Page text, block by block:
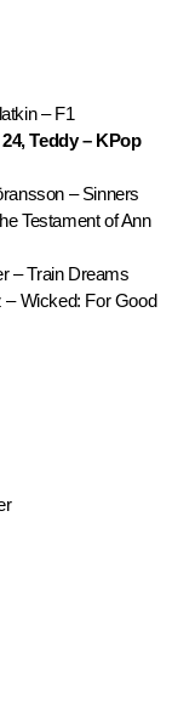
– F1
Teddy – KPop
– Sinners
Testament of Ann
– Train Dreams
– Wicked: For Good